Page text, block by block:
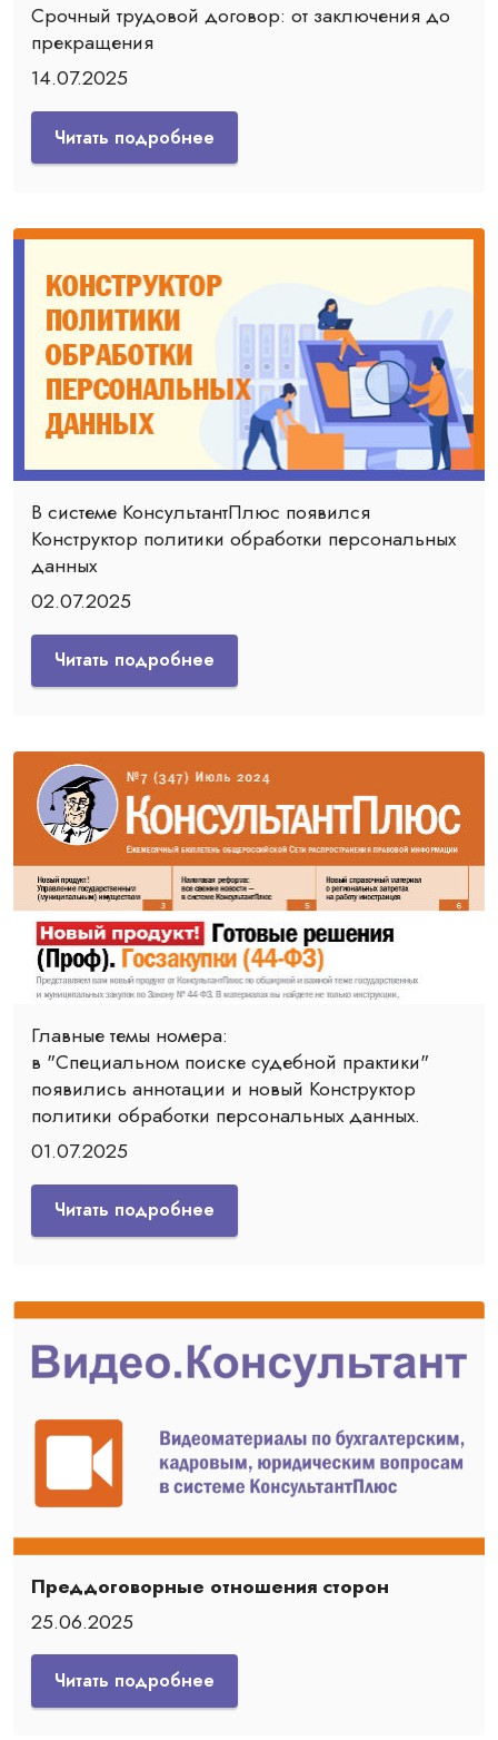
Срочный трудовой договор: от заключения до
прекращения
14.07.2025
Читать подробнее
В системе КонсультантПлюс появился
Конструктор политики обработки персональных
данных
02.07.2025
Читать подробнее
Главные темы номера:
в "Специальном поиске судебной практики"
появились аннотации и новый Конструктор
политики обработки персональных данных.
01.07.2025
Читать подробнее
Преддоговорные отношения сторон
25.06.2025
Читать подробнее